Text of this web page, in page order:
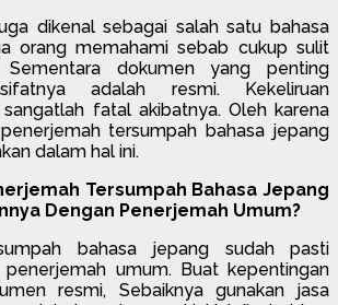
dikenal sebagai salah satu bahasa
orang memahami sebab cukup sulit
Sementara dokumen yang penting
adalah resmi. Kekeliruan
fatal akibatnya. Oleh karena
tersumpah bahasa jepang
dalam hal ini.
Tersumpah Bahasa Jepang
Dengan Penerjemah Umum?
bahasa jepang sudah pasti
umum. Buat kepentingan
resmi, Sebaiknya gunakan jasa